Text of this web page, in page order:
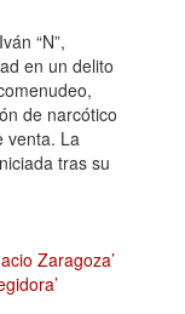
“N”,
en un delito
de narcótico
venta. La
tras su